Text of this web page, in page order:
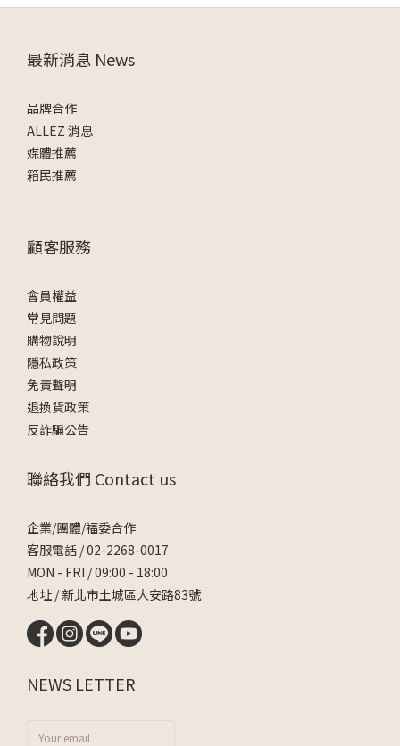
最新消息 News
品牌合作
ALLEZ 消息
媒體推薦
箱民推薦
顧客服務
會員權益
常見問題
購物說明
隱私政策
免責聲明
退換貨政策
反詐騙公告
聯絡我們 Contact us
企業/團體/福委合作
客服電話 /02-2268-0017
MON - FRI / 09:00 - 18:00
地址 / 新北市土城區大安路83號
NEWS LETTER